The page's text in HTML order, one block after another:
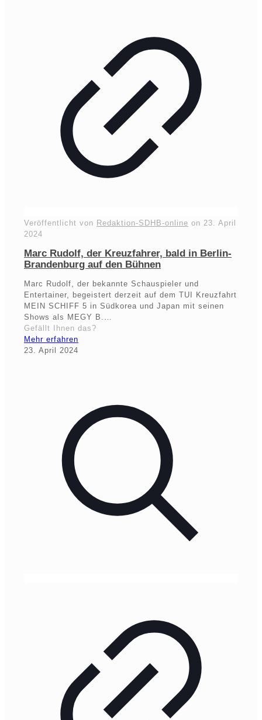
Veröffentlicht von Redaktion-SDHB-online on 23. April
2024
Marc Rudolf, der Kreuzfahrer, bald in Berlin-
Brandenburg auf den Bühnen
Marc Rudolf, der bekannte Schauspieler und
Entertainer, begeistert derzeit auf dem TUI Kreuzfahrt
MEIN SCHIFF 5 in Südkorea und Japan mit seinen
Shows als MEGY B.…
Gefällt Ihnen das?
Mehr erfahren
23. April 2024